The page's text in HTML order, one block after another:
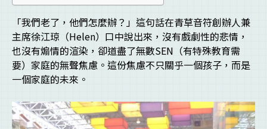
「我們老了，他們怎麼辦？」這句話在青草音符創辦人兼
主席徐江琼（Helen）口中說出來，沒有戲劇性的悲情，
也沒有煽情的渲染，卻道盡了無數SEN（有特殊教育需
要）家庭的無聲焦慮。這份焦慮不只關乎一個孩子，而是
一個家庭的未來。